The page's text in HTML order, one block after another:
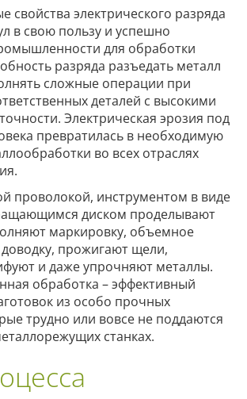
свойства электрического разряда
в свою пользу и успешно
для обработки
разряда разъедать металл
сложные операции при
деталей с высокими
Электрическая эрозия под
превратилась в необходимую
во всех отраслях
проволокой, инструментом в виде
диском проделывают
маркировку, объемное
прожигают щели,
и даже упрочняют металлы.
обработка – эффективный
из особо прочных
трудно или вовсе не поддаются
станках.